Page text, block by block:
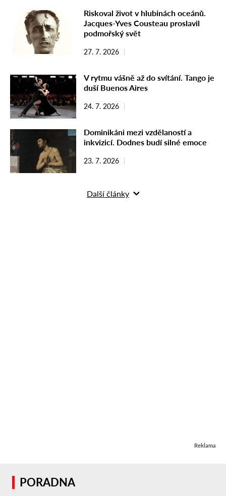
Riskoval život v hlubinách oceánů.
Jacques-Yves Cousteau proslavil
podmořský svět
27. 7. 2026
V rytmu vášně až do svítání. Tango je
duší Buenos Aires
24. 7. 2026
Dominikáni mezi vzdělaností a
inkvizicí. Dodnes budí silné emoce
23. 7. 2026
Další články
Reklama
PORADNA